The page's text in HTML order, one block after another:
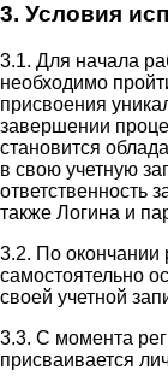
3. Условия
3.1. Для начала
необходимо
присвоения
завершении
становится
в свою учетную
ответственность
также Логина и
3.2. По окончании
самостоятельно
своей учетной
3.3. С момента
присваивается